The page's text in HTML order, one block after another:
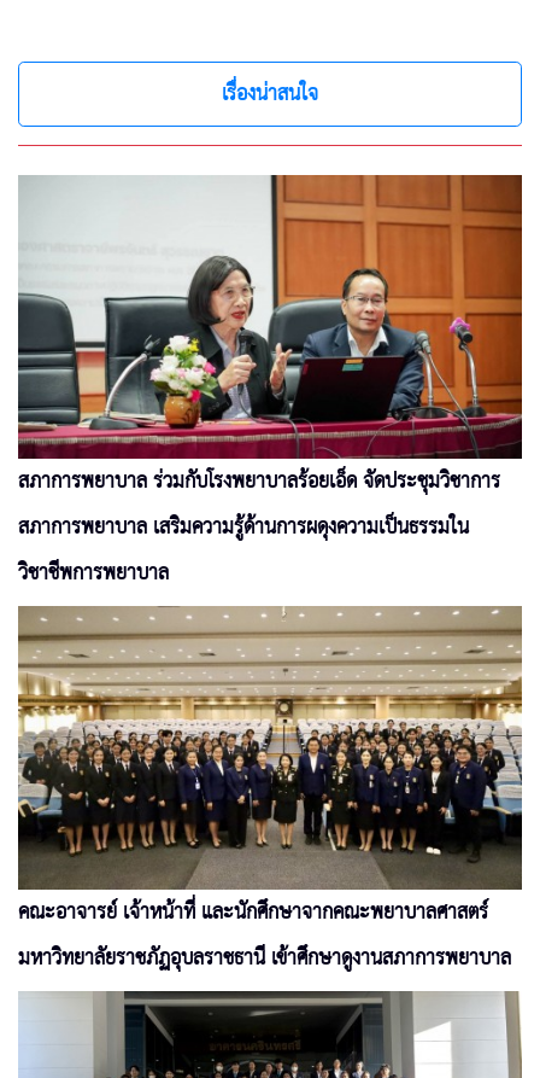
เรื่องน่าสนใจ
สภาการพยาบาล ร่วมกับโรงพยาบาลร้อยเอ็ด จัดประชุมวิชาการ
สภาการพยาบาล เสริมความรู้ด้านการผดุงความเป็นธรรมใน
วิชาชีพการพยาบาล
คณะอาจารย์ เจ้าหน้าที่ และนักศึกษาจากคณะพยาบาลศาสตร์
มหาวิทยาลัยราชภัฏอุบลราชธานี เข้าศึกษาดูงานสภาการพยาบาล